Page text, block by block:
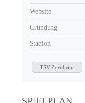
Website
Gründung
Stadion
TSV Zornheim
SPIELPLAN